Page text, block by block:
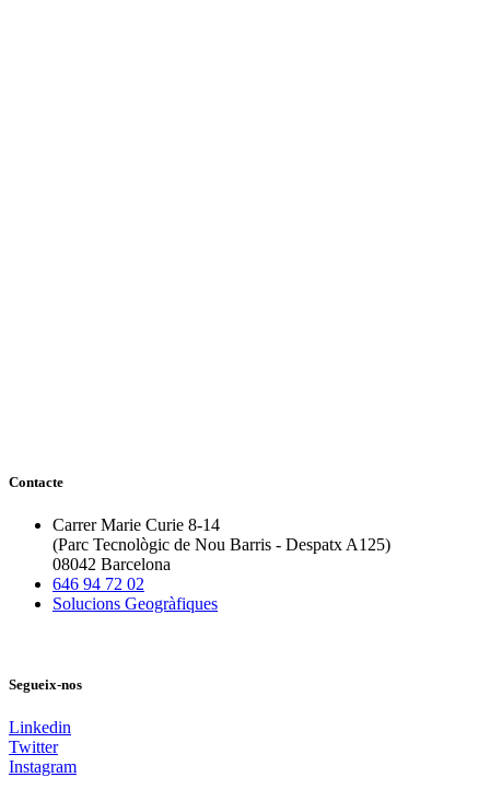
Contacte
Carrer Marie Curie 8-14
(Parc Tecnològic de Nou Barris - Despatx A125)
08042 Barcelona
646 94 72 02
Solucions Geogràfiques
Segueix-nos
Linkedin
Twitter
Instagram